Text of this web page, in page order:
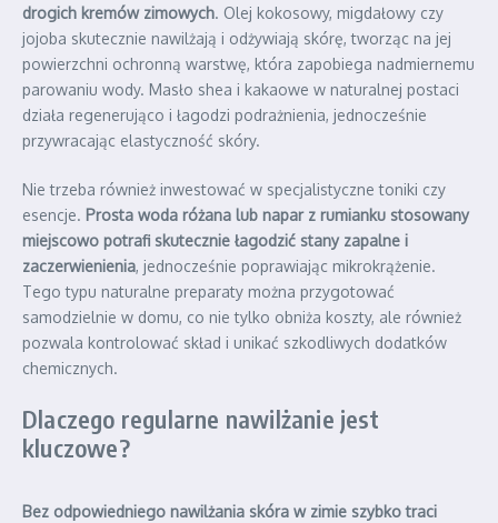
drogich kremów zimowych. Olej kokosowy, migdałowy czy
jojoba skutecznie nawilżają i odżywiają skórę, tworząc na jej
powierzchni ochronną warstwę, która zapobiega nadmiernemu
parowaniu wody. Masło shea i kakaowe w naturalnej postaci
działa regenerująco i łagodzi podrażnienia, jednocześnie
przywracając elastyczność skóry.
Nie trzeba również inwestować w specjalistyczne toniki czy
esencje. Prosta woda różana lub napar z rumianku stosowany
miejscowo potrafi skutecznie łagodzić stany zapalne i
zaczerwienienia, jednocześnie poprawiając mikrokrążenie.
Tego typu naturalne preparaty można przygotować
samodzielnie w domu, co nie tylko obniża koszty, ale również
pozwala kontrolować skład i unikać szkodliwych dodatków
chemicznych.
Dlaczego regularne nawilżanie jest
kluczowe?
Bez odpowiedniego nawilżania skóra w zimie szybko traci